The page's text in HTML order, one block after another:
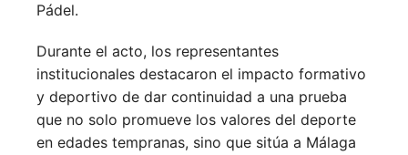
Pádel.
Durante el acto, los representantes
institucionales destacaron el impacto formativo
y deportivo de dar continuidad a una prueba
que no solo promueve los valores del deporte
en edades tempranas, sino que sitúa a Málaga